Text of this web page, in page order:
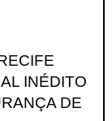
INÉDITO
DE